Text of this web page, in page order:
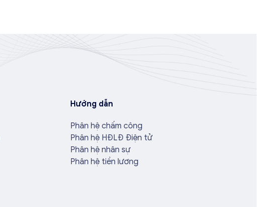
Hướng dẫn
Phân hệ chấm công
Phân hệ HĐLĐ Điện tử
Phân hệ nhân sự
Phân hệ tiền lương